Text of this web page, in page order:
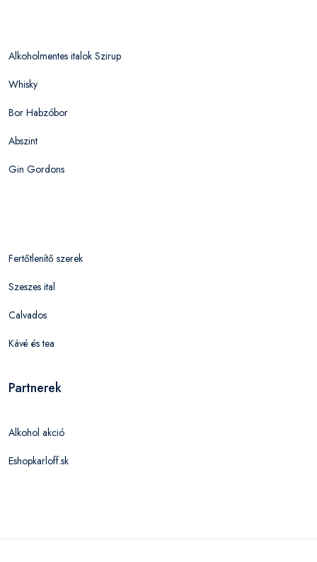
Alkoholmentes italok Szirup
Whisky
Bor Habzóbor
Abszint
Gin Gordons
Fertőtlenítő szerek
Szeszes ital
Calvados
Kávé és tea
Partnerek
Alkohol akció
Eshopkarloff.sk